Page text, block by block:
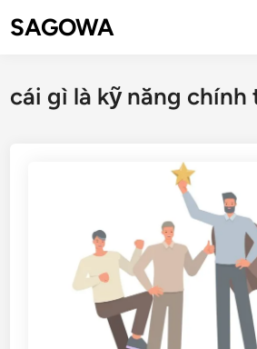
SAGOWA
cái gì là kỹ năng